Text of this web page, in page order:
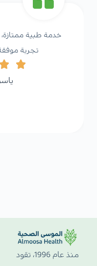
خدمة طبية
تجربة
منذ عام 1996، تقود